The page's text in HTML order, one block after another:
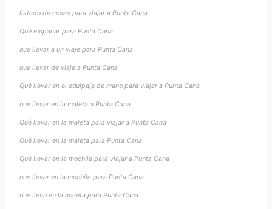
listado de cosas para viajar a Punta Cana
Qué empacar para Punta Cana
que llevar a un viaje para Punta Cana
que llevar de viaje a Punta Cana
Qué llevar en el equipaje de mano para viajar a Punta Cana
que llevar en la maleta a Punta Cana
Qué llevar en la maleta para viajar a Punta Cana
Qué llevar en la maleta para Punta Cana
Qué llevar en la mochila para viajar a Punta Cana
que llevar en la mochila para Punta Cana
que llevo en la maleta para Punta Cana